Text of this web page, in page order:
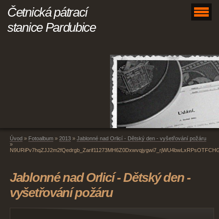
Četnická pátrací
stanice Pardubice
Úvod » Fotoalbum » 2013 » Jablonné nad Orlicí - Dětský den - vyšetřování požáru
»
Jablonné nad Orlicí - Dětský den -
vyšetřování požáru